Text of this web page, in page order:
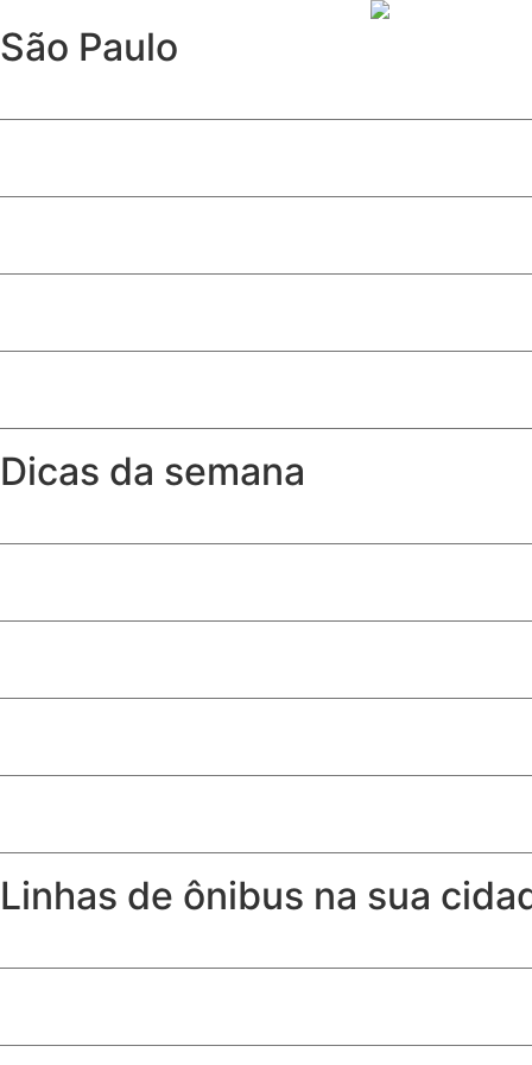
São Paulo
Dicas da semana
Linhas de ônibus na sua